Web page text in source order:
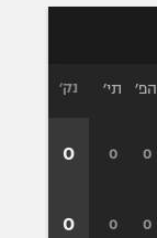
הפ׳ תי׳
0
0
0
0
נק׳
0
0